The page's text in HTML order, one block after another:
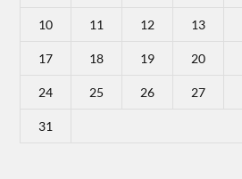
10 11 12 13
17 18 19 20
24 25 26 27
31